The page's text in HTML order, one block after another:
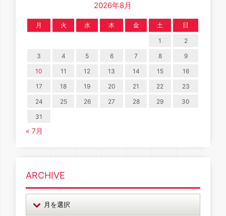
2026年8月
月 火 水 木 金 土 日
1
2
3
4 5 6 7 8
9
10
11 12 13 14 15
16
17
18 19 20 21 22
23
24
25 26 27 28 29
30
31
« 7月
ARCHIVE